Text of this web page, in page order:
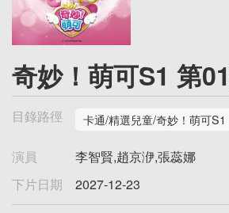
奇妙！萌可S1 第
目錄路徑 卡通/精選兒童/奇妙！萌可S1
演員
李智賢,趙京洢,張蕊娜
下片日期
2027-12-23